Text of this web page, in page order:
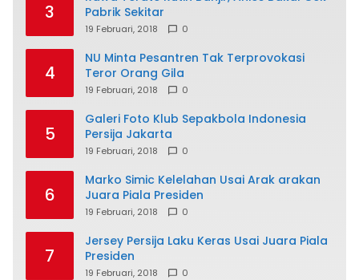
3
Pabrik Sekitar
19 Februari, 2018 0
4
NU Minta Pesantren Tak Terprovokasi
Teror Orang Gila
19 Februari, 2018 0
5
Galeri Foto Klub Sepakbola Indonesia
Persija Jakarta
19 Februari, 2018 0
6
Marko Simic Kelelahan Usai Arak arakan
Juara Piala Presiden
19 Februari, 2018 0
7
Jersey Persija Laku Keras Usai Juara Piala
Presiden
19 Februari, 2018 0